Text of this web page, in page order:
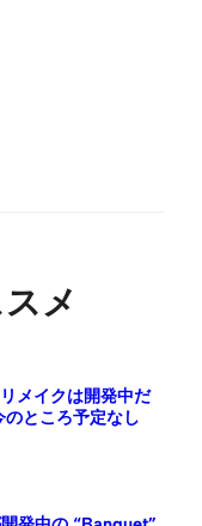
メ
メイクは開発中だ
ところ予定なし